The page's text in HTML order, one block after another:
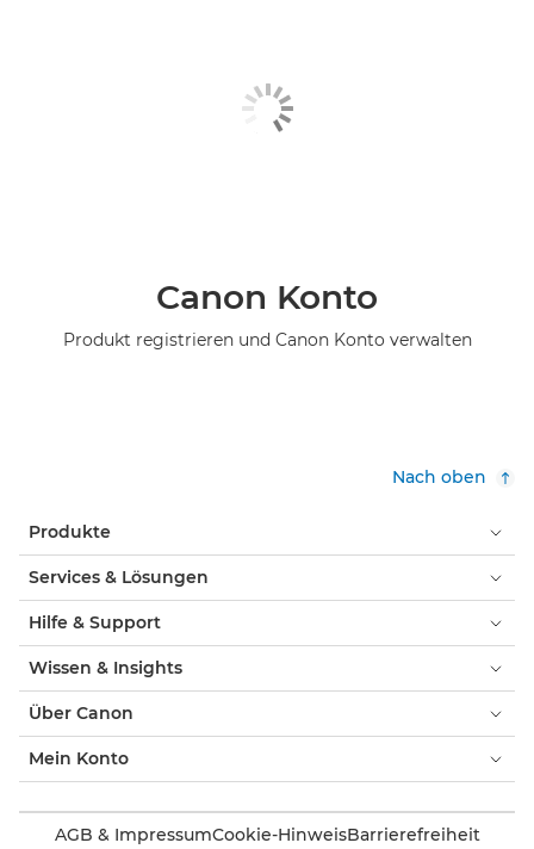
Canon Konto
Produkt registrieren und Canon Konto verwalten
Nach oben
Produkte
Services & Lösungen
Hilfe & Support
Wissen & Insights
Über Canon
Mein Konto
AGB & ImpressumCookie-HinweisBarrierefreiheit